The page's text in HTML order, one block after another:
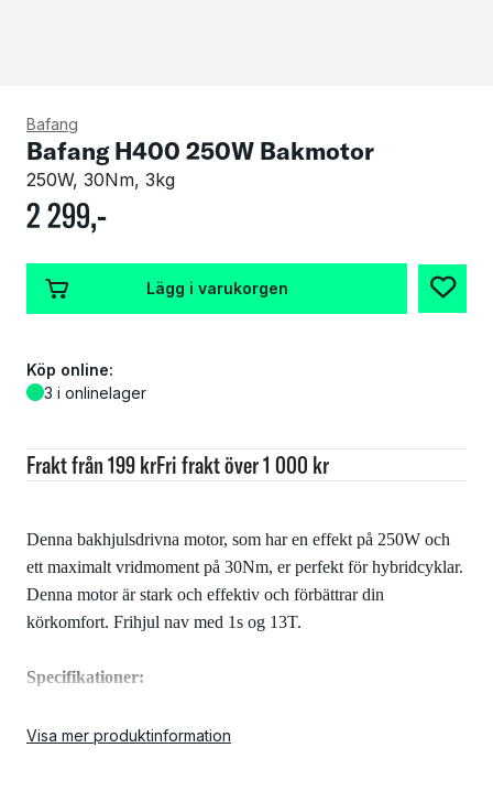
Bafang
Bafang H400 250W Bakmotor
250W, 30Nm, 3kg
2299,-
Denna bakhjulsdrivna motor, som har en effekt på 250W och
ett maximalt vridmoment på 30Nm, er perfekt för hybridcyklar.
Denna motor är stark och effektiv och förbättrar din
körkomfort. Frihjul nav med 1s og 13T.
Specifikationer:
Visa mer produktinformation
Frakt från 199 krFri frakt över 1 000 kr
Lägg i varukorgen
Köp online:
3 i onlinelager